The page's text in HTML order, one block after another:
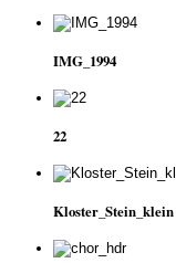
IMG_1994
22
Kloster_Stein_klein